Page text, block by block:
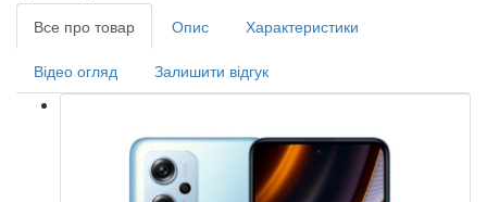
Все про товар Опис Характеристики
Відео огляд Залишити відгук